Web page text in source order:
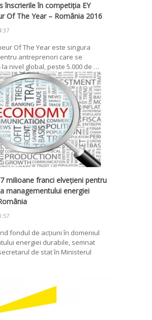
înscrierile în competiția EY
Of The Year – România 2016
Of The Year este singura
antreprenori care se
nivel global, peste 5.000 de …
milioane franci elvețieni pentru
managementului energiei
fondul de acțiuni în domeniul
energiei durabile, semnat
de stat în Ministerul